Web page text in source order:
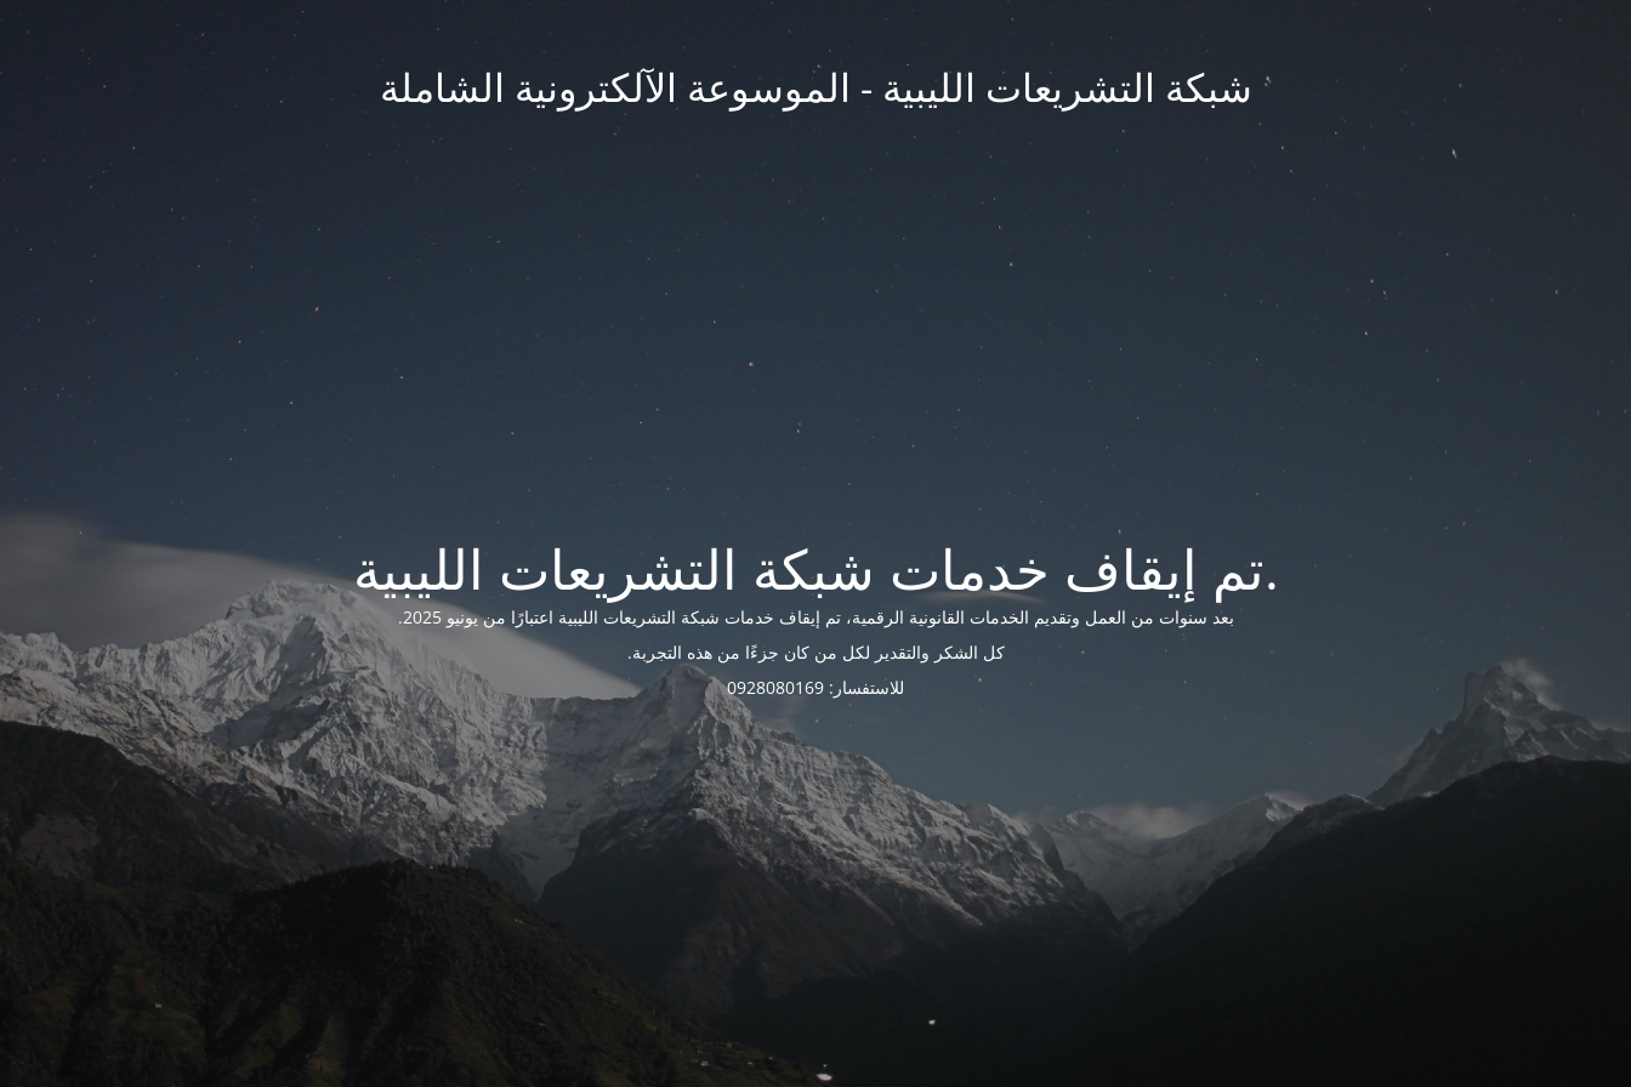
شبكة التشريعات الليبية - الموسوعة الآلكترونية الشاملة
تم إيقاف خدمات شبكة التشريعات الليبية.
بعد سنوات من العمل وتقديم الخدمات القانونية الرقمية، تم إيقاف خدمات شبكة التشريعات الليبية اعتبارًا من يونيو 2025.
كل الشكر والتقدير لكل من كان جزءًا من هذه التجربة.
للاستفسار: 0928080169